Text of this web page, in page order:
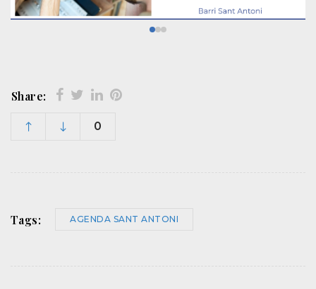
Share:
0
Tags: AGENDA SANT ANTONI